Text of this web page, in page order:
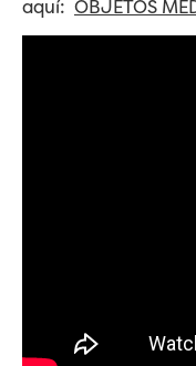
aquí: OBJETOS